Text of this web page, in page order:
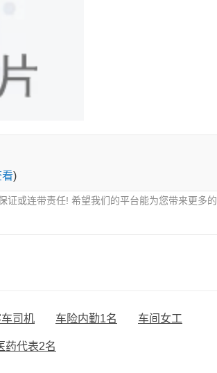
)
证或连带责任! 希望我们的平台能为您带来更多的
司机 车险内勤1名 车间女工
药代表2名